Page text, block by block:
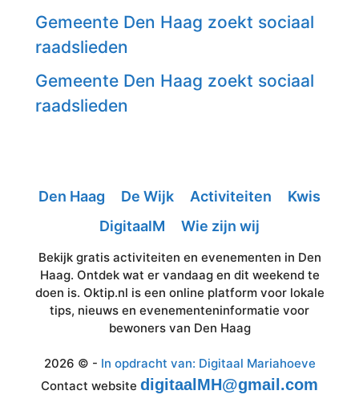
Gemeente Den Haag zoekt sociaal
raadslieden
Gemeente Den Haag zoekt sociaal
raadslieden
Den Haag De Wijk Activiteiten
Kwis
DigitaalM
Wie zijn wij
Bekijk gratis activiteiten en evenementen in Den
Haag. Ontdek wat er vandaag en dit weekend te
doen is. Oktip.nl is een online platform voor lokale
tips, nieuws en evenementeninformatie voor
bewoners van Den Haag
2026 © - In opdracht van: Digitaal Mariahoeve
Contact website digitaalMH@gmail.com